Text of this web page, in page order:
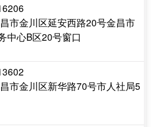
市金川区延安西路20号金昌市
中心B区20号窗口
市金川区新华路70号市人社局5